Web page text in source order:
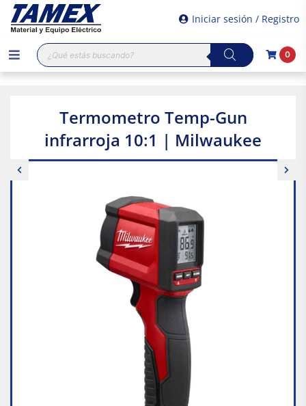
Iniciar sesión / Registro
Búsqueda
de
productos
0
Termometro Temp-Gun
infrarroja 10:1 | Milwaukee